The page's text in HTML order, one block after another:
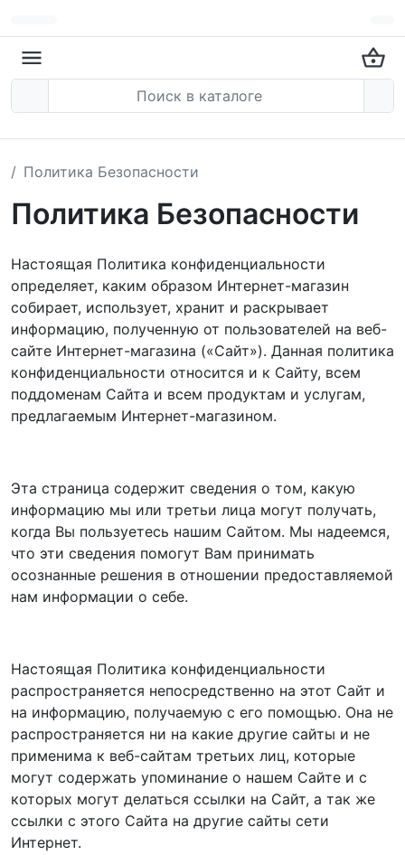
Политика Безопасности
Политика Безопасности
Настоящая Политика конфиденциальности
определяет, каким образом Интернет-магазин
собирает, использует, хранит и раскрывает
информацию, полученную от пользователей на веб-
сайте Интернет-магазина («Сайт»). Данная политика
конфиденциальности относится и к Сайту, всем
поддоменам Сайта и всем продуктам и услугам,
предлагаемым Интернет-магазином.
Эта страница содержит сведения о том, какую
информацию мы или третьи лица могут получать,
когда Вы пользуетесь нашим Сайтом. Мы надеемся,
что эти сведения помогут Вам принимать
осознанные решения в отношении предоставляемой
нам информации о себе.
Настоящая Политика конфиденциальности
распространяется непосредственно на этот Сайт и
на информацию, получаемую с его помощью. Она не
распространяется ни на какие другие сайты и не
применима к веб-сайтам третьих лиц, которые
могут содержать упоминание о нашем Сайте и с
которых могут делаться ссылки на Сайт, а так же
ссылки с этого Сайта на другие сайты сети
Интернет.